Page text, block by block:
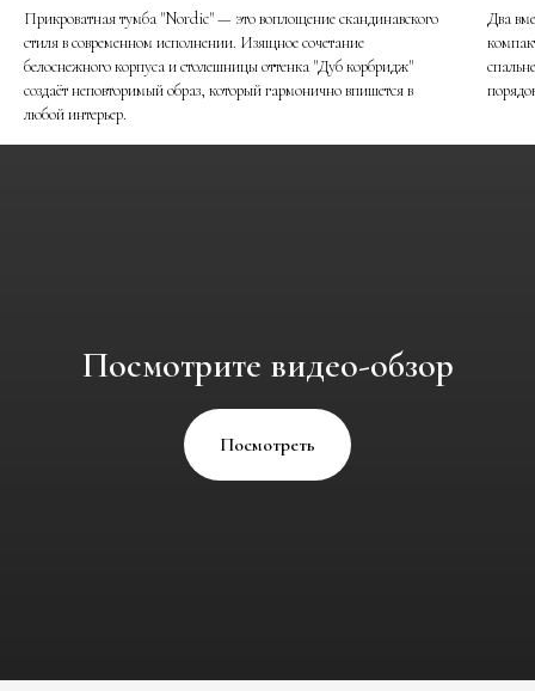
Прикроватная тумба "Nordic" — это воплощение скандинавского
стиля в современном исполнении. Изящное сочетание
белоснежного корпуса и столешницы оттенка "Дуб корбридж"
создаёт неповторимый образ, который гармонично впишется в
любой интерьер.
Два
Посмотрите видео-обзор
Посмотреть